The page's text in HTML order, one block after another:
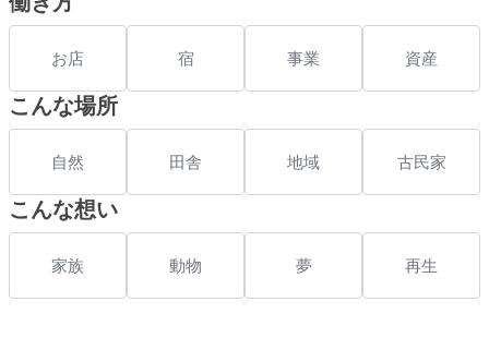
お店 宿 事業 資産
こんな場所
自然 田舎 地域 古民家
こんな想い
家族 動物 夢 再生